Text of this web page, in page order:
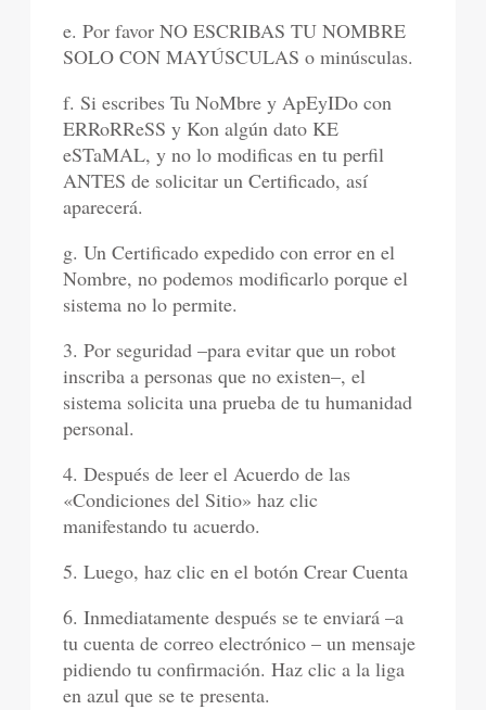
e. Por favor NO ESCRIBAS TU NOMBRE
SOLO CON MAYÚSCULAS o minúsculas.
f. Si escribes Tu NoMbre y ApEyIDo con
ERRoRReSS y Kon algún dato KE
eSTaMAL, y no lo modificas en tu perfil
ANTES de solicitar un Certificado, así
aparecerá.
g. Un Certificado expedido con error en el
Nombre, no podemos modificarlo porque el
sistema no lo permite.
3. Por seguridad –para evitar que un robot
inscriba a personas que no existen–, el
sistema solicita una prueba de tu humanidad
personal.
4. Después de leer el Acuerdo de las
«Condiciones del Sitio» haz clic
manifestando tu acuerdo.
5. Luego, haz clic en el botón Crear Cuenta
6. Inmediatamente después se te enviará –a
tu cuenta de correo electrónico – un mensaje
pidiendo tu confirmación. Haz clic a la liga
en azul que se te presenta.